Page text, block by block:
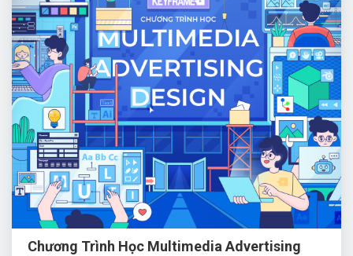
Chương Trình Học Multimedia Advertising